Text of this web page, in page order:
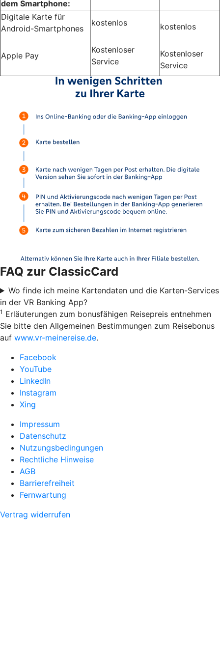
dem Smartphone:
Digitale Karte für
Android-Smartphones
kostenlos kostenlos
Apple Pay
Kostenloser
Service
Kostenloser
Service
FAQ zur ClassicCard
Wo finde ich meine Kartendaten und die Karten-Services
in der VR Banking App?
1 Erläuterungen zum bonusfähigen Reisepreis entnehmen
Sie bitte den Allgemeinen Bestimmungen zum Reisebonus
auf www.vr-meinereise.de.
Facebook
YouTube
LinkedIn
Instagram
Xing
Impressum
Datenschutz
Nutzungsbedingungen
Rechtliche Hinweise
AGB
Barrierefreiheit
Fernwartung
Vertrag widerrufen